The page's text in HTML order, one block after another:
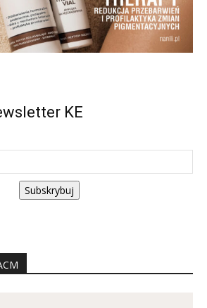
KE
Subskrybuj